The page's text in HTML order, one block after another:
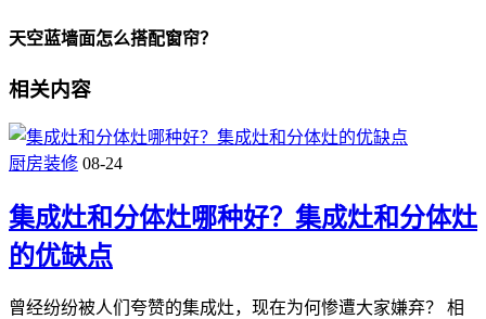
天空蓝墙面怎么搭配窗帘？
相关内容
厨房装修 08-24
集成灶和分体灶哪种好？集成灶和分体灶
的优缺点
曾经纷纷被人们夸赞的集成灶，现在为何惨遭大家嫌弃？ 相